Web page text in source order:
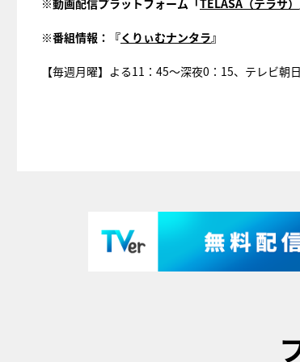
※動画配信プラットフォーム「TELASA （テラサ）
※番組情報：『くりぃむナンタラ』
【毎週月曜】よる11：45～深夜0：15、テレビ朝